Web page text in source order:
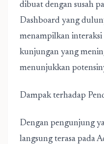
dibuat dengan susah
Dashboard yang
menampilkan interaksi
kunjungan yang
menunjukkan
Dampak terhadap
Dengan pengunjung
langsung terasa pada